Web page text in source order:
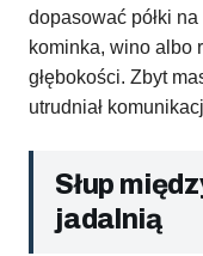
dopasować półki
kominka, wino albo
głębokości. Zbyt
utrudniał
Słup
jadalnią